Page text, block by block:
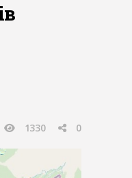
1330 0